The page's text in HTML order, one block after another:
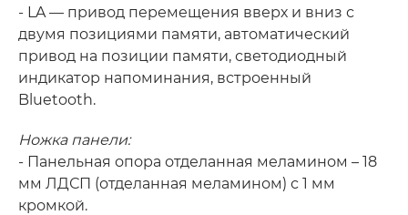
- LA — привод перемещения вверх и вниз с
двумя позициями памяти, автоматический
привод на позиции памяти, светодиодный
индикатор напоминания, встроенный
Bluetooth.
Ножка панели:
- Панельная опора отделанная меламином – 18
мм ЛДСП (отделанная меламином) с 1 мм
кромкой.